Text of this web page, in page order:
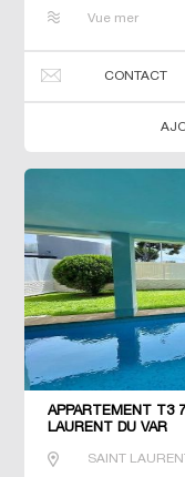
Vue mer
CONTACT
APPARTEMENT T3
LAURENT DU VAR
SAINT